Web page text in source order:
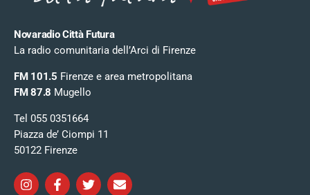
Novaradio Città Futura
La radio comunitaria dell’Arci di Firenze
FM 101.5 Firenze e area metropolitana
FM 87.8 Mugello
Tel 055 0351664
Piazza de’ Ciompi 11
50122 Firenze